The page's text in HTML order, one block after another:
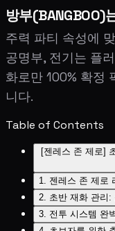
방부(BANGBOO)
주력 파티 속성에
공명부, 전기는 플
화로만 100% 확정
니다.
Table of Contents
[젠레스 존 제로]
1. 젠레스 존 제로
2. 초반 재화 관리:
3. 전투 시스템 완